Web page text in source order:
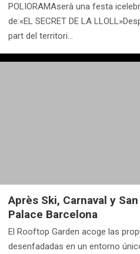
POLIORAMAserà una festa
de:«EL SECRET DE LA
part del territori…
Après Ski, Carnaval y
Palace Barcelona
El Rooftop Garden acoge las
desenfadadas en un entorno